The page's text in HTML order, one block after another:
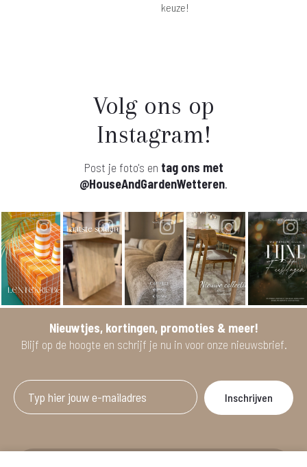
keuze!
Volg ons op
Instagram!
Post je foto's en tag ons met
@HouseAndGardenWetteren.
Nieuwtjes, kortingen, promoties & meer!
Blijf op de hoogte en schrijf je nu in voor onze nieuwsbrief.